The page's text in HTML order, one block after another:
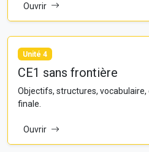
Ouvrir
Unité 4
CE1 sans frontière
Objectifs, structures,
finale.
Ouvrir